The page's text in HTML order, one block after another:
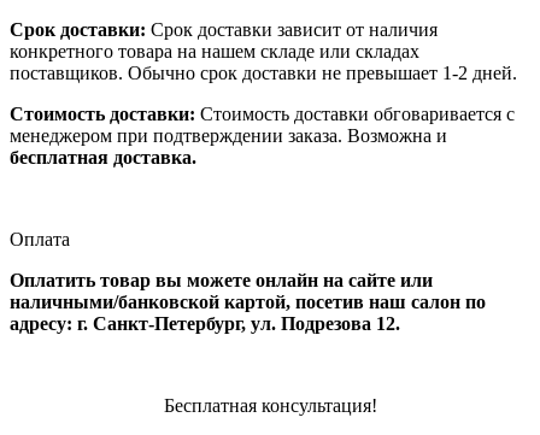
Срок доставки: Срок доставки зависит от наличия
конкретного товара на нашем складе или складах
поставщиков. Обычно срок доставки не превышает 1-2 дней.
Стоимость доставки: Стоимость доставки обговаривается с
менеджером при подтверждении заказа. Возможна и
бесплатная доставка.
Оплата
Оплатить товар вы можете онлайн на сайте или
наличными/банковской картой, посетив наш салон по
адресу: г. Санкт-Петербург, ул. Подрезова 12.
Бесплатная консультация!